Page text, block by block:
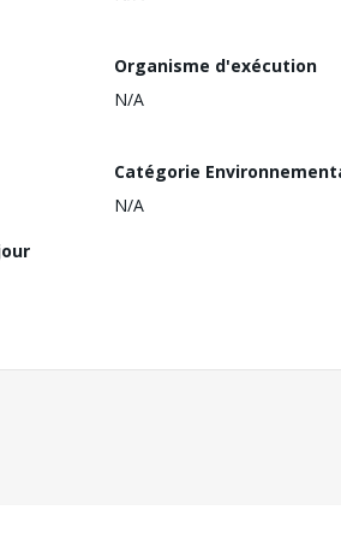
Organisme d'exécution
N/A
Catégorie
N/A